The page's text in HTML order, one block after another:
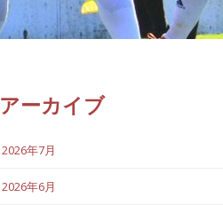
アーカイブ
2026年7月
2026年6月